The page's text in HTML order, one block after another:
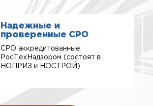
Надежные и
проверенные СРО
СРО аккредитованные
РосТехНадзором (состоят в
НОПРИЗ и НОСТРОЙ).